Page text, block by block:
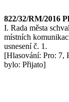
822/32/RM/2016
I. Rada města
místních
usnesení č. 1.
[Hlasování: Pro: 7,
bylo: Přijato]